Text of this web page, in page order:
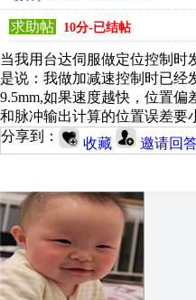
求助帖 10分-已结帖
当我用台达伺服做定位控制时
是说：我做加减速控制时已经
9.5mm,如果速度越快，位置
和脉冲输出计算的位置误差要
分享到：
收藏 邀请回